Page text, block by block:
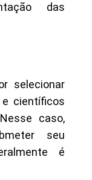
das
selecionar
científicos
caso,
seu
é